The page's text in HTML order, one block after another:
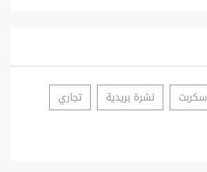
سكربت نشرة بريدية
تجاري